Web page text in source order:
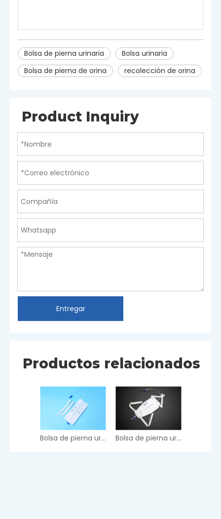
Bolsa de pierna urinaria
Bolsa urinaria
Bolsa de pierna de orina
recolección de orina
Product Inquiry
Entregar
Productos relacionados
Bolsa de pierna urinaria 1000ml Bolsa de pierna urinaria 750ml